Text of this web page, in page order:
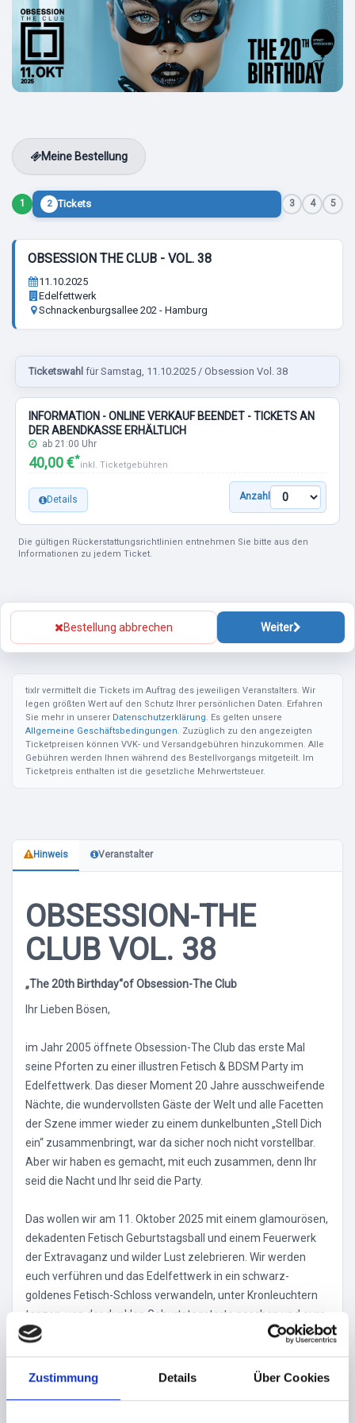
Zustimmung Details Über Cookies
Meine Bestellung
1 2 Tickets 3 4 5
OBSESSION THE CLUB - VOL. 38
11.10.2025
Edelfettwerk
Schnackenburgsallee 202 - Hamburg
Ticketswahl für Samstag, 11.10.2025 / Obsession Vol. 38
INFORMATION - ONLINE VERKAUF BEENDET - TICKETS AN
DER ABENDKASSE ERHÄLTLICH
ab 21:00 Uhr
40,00 €*
inkl. Ticketgebühren
Details Anzahl
Die gültigen Rückerstattungsrichtlinien entnehmen Sie bitte aus den
Informationen zu jedem Ticket.
Bestellung abbrechen Weiter
tixlr vermittelt die Tickets im Auftrag des jeweiligen Veranstalters. Wir
legen größten Wert auf den Schutz Ihrer persönlichen Daten. Erfahren
Sie mehr in unserer Datenschutzerklärung . Es gelten unsere
Allgemeine Geschäftsbedingungen . Zuzüglich zu den angezeigten
Ticketpreisen können VVK- und Versandgebühren hinzukommen. Alle
Gebühren werden Ihnen während des Bestellvorgangs mitgeteilt. Im
Ticketpreis enthalten ist die gesetzliche Mehrwertsteuer.
Hinweis Veranstalter
OBSESSION-THE
CLUB VOL. 38
„The 20th Birthday“of Obsession-The Club
Ihr Lieben Bösen,
im Jahr 2005 öffnete Obsession-The Club das erste Mal
seine Pforten zu einer illustren Fetisch & BDSM Party im
Edelfettwerk. Das dieser Moment 20 Jahre ausschweifende
Nächte, die wundervollsten Gäste der Welt und alle Facetten
der Szene immer wieder zu einem dunkelbunten „Stell Dich
ein“ zusammenbringt, war da sicher noch nicht vorstellbar.
Aber wir haben es gemacht, mit euch zusammen, denn Ihr
seid die Nacht und Ihr seid die Party.
Das wollen wir am 11. Oktober 2025 mit einem glamourösen,
dekadenten Fetisch Geburtstagsball und einem Feuerwerk
der Extravaganz und wilder Lust zelebrieren. Wir werden
euch verführen und das Edelfettwerk in ein schwarz-
goldenes Fetisch-Schloss verwandeln, unter Kronleuchtern
tanzen, von der dunklen Geburtstagstorte naschen und eure
Sinne beim Spiel im Dungeon oder den Latextürmen betören.
erwarten, die wir hier nach und nach bekannt geben werden